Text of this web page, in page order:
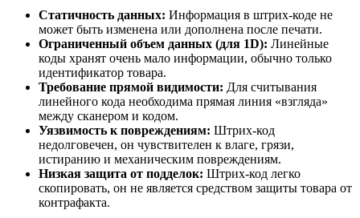
Статичность данных: Информация в штрих-коде не
может быть изменена или дополнена после печати.
Ограниченный объем данных (для 1D): Линейные
коды хранят очень мало информации, обычно только
идентификатор товара.
Требование прямой видимости: Для считывания
линейного кода необходима прямая линия «взгляда»
между сканером и кодом.
Уязвимость к повреждениям: Штрих-код
недолговечен, он чувствителен к влаге, грязи,
истиранию и механическим повреждениям.
Низкая защита от подделок: Штрих-код легко
скопировать, он не является средством защиты товара от
контрафакта.